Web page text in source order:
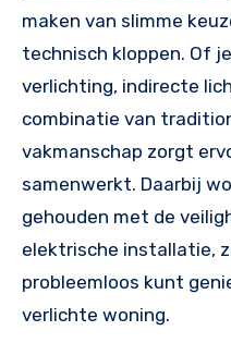
maken van slimme
technisch kloppen. Of
verlichting, indirecte
combinatie van
vakmanschap zorgt
samenwerkt. Daarbij
gehouden met de
elektrische installatie,
probleemloos kunt
verlichte woning.